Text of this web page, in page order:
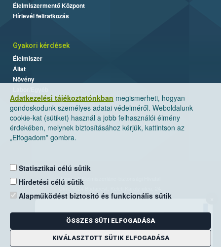
Adatkezelési tájékoztatónkban megismerheti, hogyan
gondoskodunk személyes adatai védelméről. Weboldalunk
cookie-kat (sütiket) használ a jobb felhasználói élmény
érdekében, melynek biztosításához kérjük, kattintson az
„Elfogadom” gombra.
Statisztikai célú sütik
Hirdetési célú sütik
Alapműködést biztosító és funkcionális sütik
ÖSSZES SÜTI ELFOGADÁSA
KIVÁLASZTOTT SÜTIK ELFOGADÁSA
Élelmiszermentő Központ
Hírlevél feliratkozás
Gyakori kérdések
Élelmiszer
Állat
Növény
Nemzeti Élelmiszerlánc-biztonsági Hivatal
Levelezési cím: 1525 Budapest. Pf. 30.
E-mail:ugyfelszolgalat@nebih.gov.hu
Zöld szám: 06-80/263-244
Telefon: 06-1/ 336-9000